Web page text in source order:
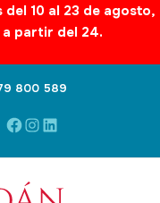
10 al 23 de agosto,
partir del 24.
800 589
Facebook
Instagram
LinkedIn